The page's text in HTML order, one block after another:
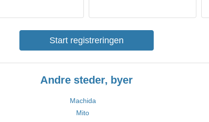
Start registreringen
Andre steder, byer
Machida
Mito